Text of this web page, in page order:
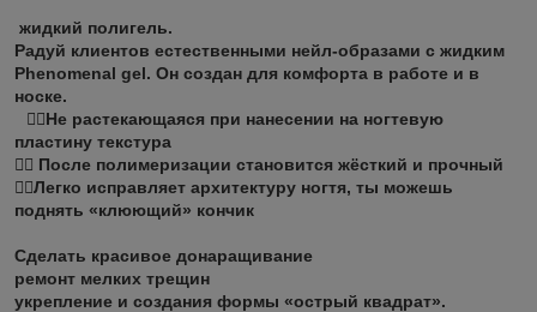
жидкий полигель.
Радуй клиентов естественными нейл-образами с жидким
Phenomenal gel. Он создан для комфорта в работе и в
носке.
⠀☝🏻Не растекающаяся при нанесении на ногтевую
пластину текстура
☝🏻 После полимеризации становится жёсткий и прочный
☝🏻Легко исправляет архитектуру ногтя, ты можешь
поднять «клюющий» кончик
Сделать красивое донаращивание
ремонт мелких трещин
укрепление и создания формы «острый квадрат».